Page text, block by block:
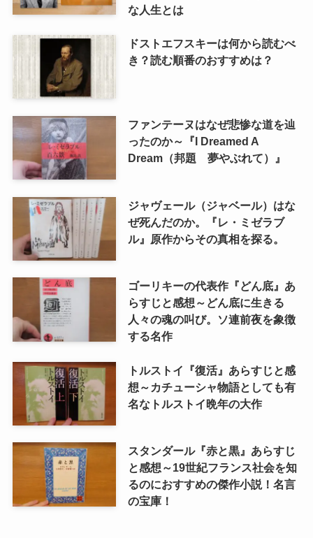
な人生とは
ドストエフスキーは何から読むべ
き？読む順番のおすすめは？
ファンテーヌはなぜ悲惨な道を辿
ったのか～『I Dreamed A
Dream（邦題 夢やぶれて）』
ジャヴェール（ジャベール）はな
ぜ死んだのか。『レ・ミゼラブ
ル』原作からその真相を探る。
ゴーリキーの代表作『どん底』あ
らすじと感想～どん底に生きる
人々の魂の叫び。ソ連前夜を象徴
する名作
トルストイ『復活』あらすじと感
想～カチューシャ物語としても有
名なトルストイ晩年の大作
スタンダール『赤と黒』あらすじ
と感想～19世紀フランス社会を知
るのにおすすめの傑作小説！名言
の宝庫！